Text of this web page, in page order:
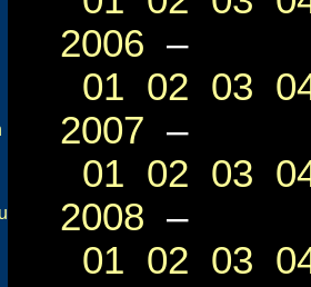
2006 –
01 02 03
2007 –
01 02 03
2008 –
01 02 03